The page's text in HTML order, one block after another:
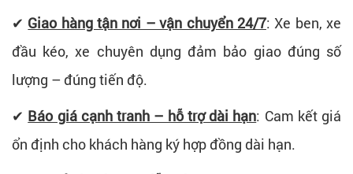
✔ Giao hàng tận nơi – vận chuyển 24/7: Xe ben, xe
đầu kéo, xe chuyên dụng đảm bảo giao đúng số
lượng – đúng tiến độ.
✔ Báo giá cạnh tranh – hỗ trợ dài hạn: Cam kết giá
ổn định cho khách hàng ký hợp đồng dài hạn.